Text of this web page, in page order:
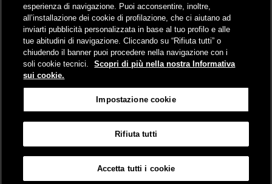
Servizio di navigazione sul Lago Trasimeno
News e comunicati stampa
Comunicati stampa
Busitalia – Sita Nord
, Gruppo FS Italiane, è attiva nei servizi di
trasporto locale in Italia ed all'estero, che gestisce direttamente o
attraverso società controllate.
Viale Fratelli Rosselli, 80 - 50123 Firenze
© Gruppo FS Italiane 2019
esperienza di navigazione. Puoi acconsentire, inoltre,
all’installazione dei cookie di profilazione, che ci aiutano ad
inviarti pubblicità personalizzata in base al tuo profilo e alle
tue abitudini di navigazione. Cliccando su “Rifiuta tutti” o
chiudendo il banner puoi procedere nella navigazione con i
soli cookie tecnici.
Scopri di più nella nostra Informativa
sui cookie.
Impostazione cookie
Rifiuta tutti
Accetta tutti i cookie